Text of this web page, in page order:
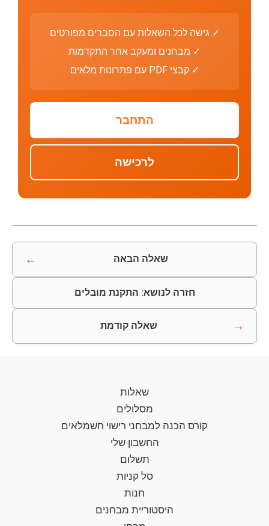
✓ גישה לכל השאלות עם הסברים מפורטים
✓ מבחנים ומעקב אחר התקדמות
✓ קבצי PDF עם פתרונות מלאים
התחבר
לרכישה
שאלה הבאה ←
חזרה לנושא: התקנת מובלים
→ שאלה קודמת
שאלות
מסלולים
קורס הכנה למבחני רישוי חשמלאים
החשבון שלי
תשלום
סל קניות
חנות
היסטוריית מבחנים